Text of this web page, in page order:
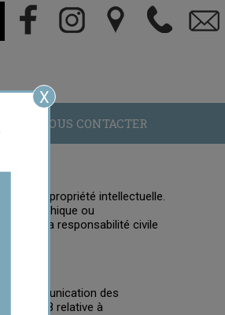
X
NOUS CONTACTER
de propriété intellectuelle.
ou
la responsabilité civile
communication des
1978 relative à